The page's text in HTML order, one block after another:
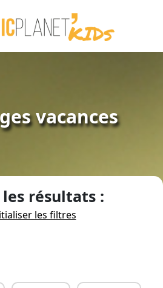
vacances
vacances
résultats :
les filtres